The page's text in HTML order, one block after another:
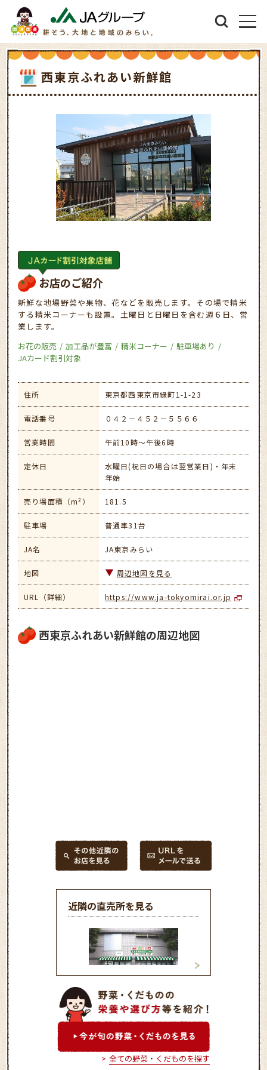
西東京ふれあい新鮮館
お店のご紹介
新鮮な地場野菜や果物、花などを販売します。その場で精米
する精米コーナーも設置。土曜日と日曜日を含む週６日、営
業します。
お花の販売
加工品が豊富 精米コーナー
駐車場あり
JAカード割引対象
住所 東京都西東京市緑町1-1-23
電話番号 ０４２－４５２－５５６６
営業時間 午前10時～午後6時
定休日
水曜日(祝日の場合は翌営業日)・年末
年始
売り場面積（m²） 181.5
駐車場 普通車31台
JA名 JA東京みらい
地図 周辺地図を見る
URL（詳細） https://www.ja-tokyomirai.or.jp
西東京ふれあい新鮮館の周辺地図
近隣の直売所を見る
和光農産物直売センター
（ふれあい畑）
新座農産物直売
（とれたて畑）
全ての野菜・くだものを探す